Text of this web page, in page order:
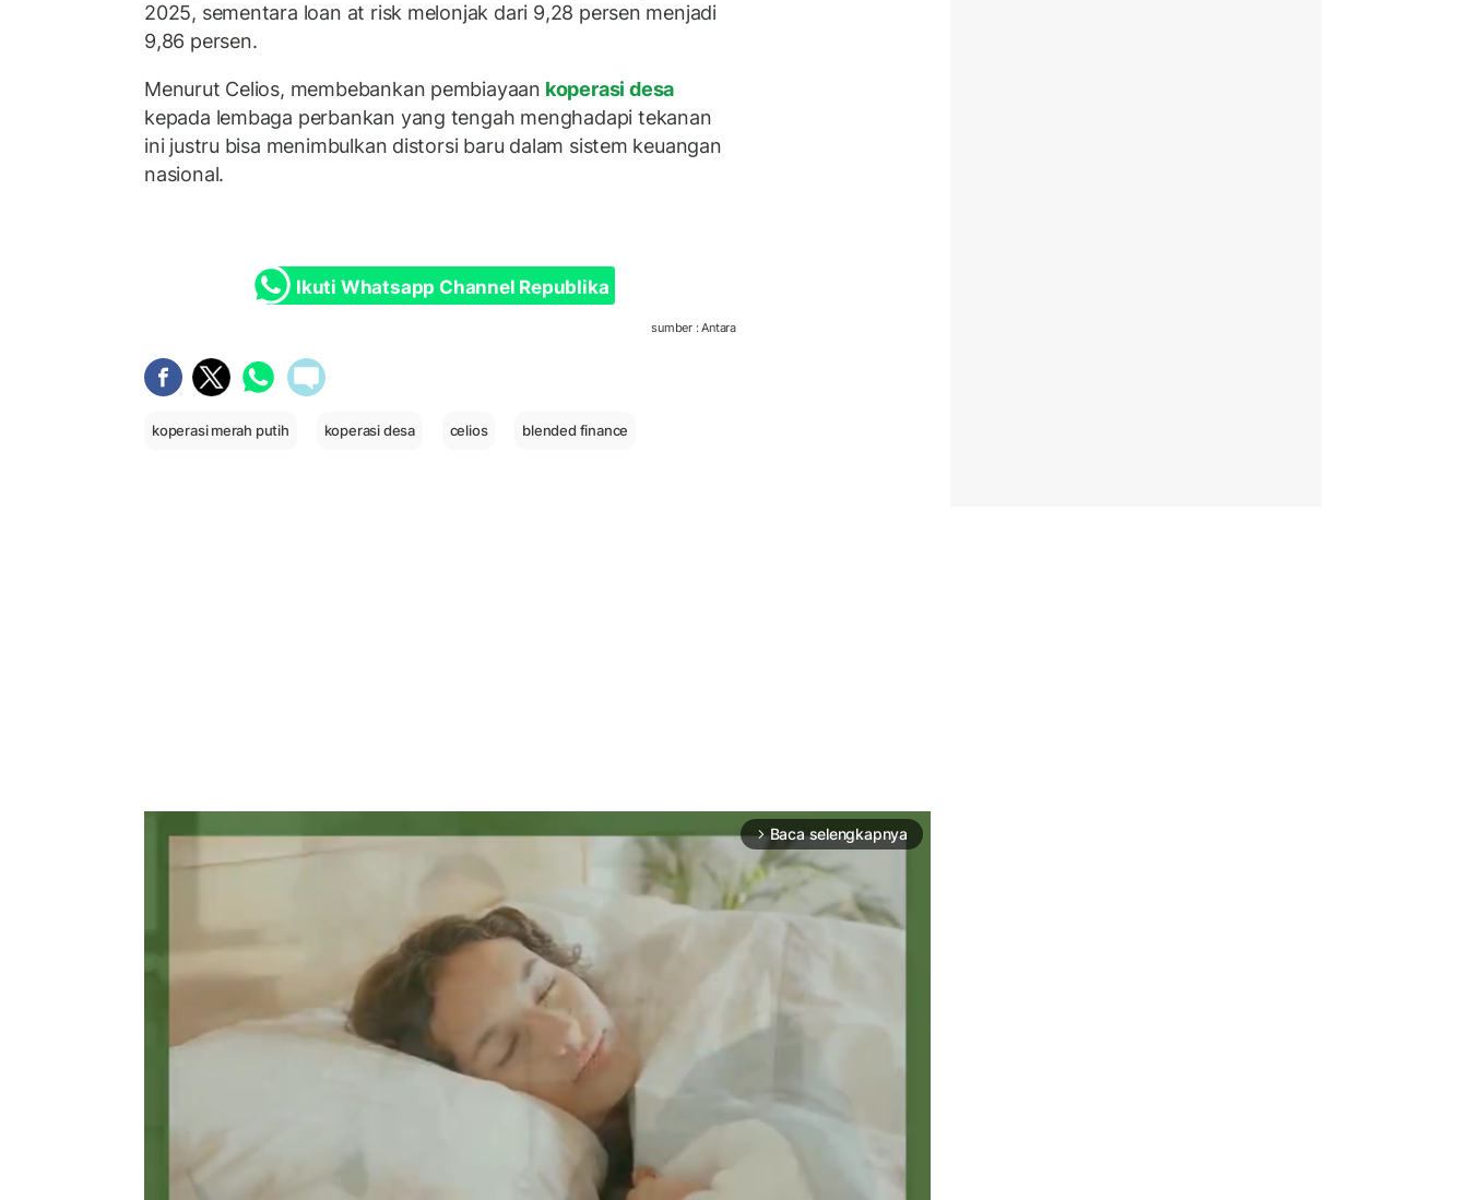
2025, sementara loan at risk melonjak dari 9,28 persen menjadi
9,86 persen.
Menurut Celios, membebankan pembiayaan koperasi desa
kepada lembaga perbankan yang tengah menghadapi tekanan
ini justru bisa menimbulkan distorsi baru dalam sistem keuangan
nasional.
Ikuti Whatsapp Channel Republika
sumber : Antara
koperasi merah putih koperasi desa celios blended finance
arrow_forward_ios Baca selengkapnya